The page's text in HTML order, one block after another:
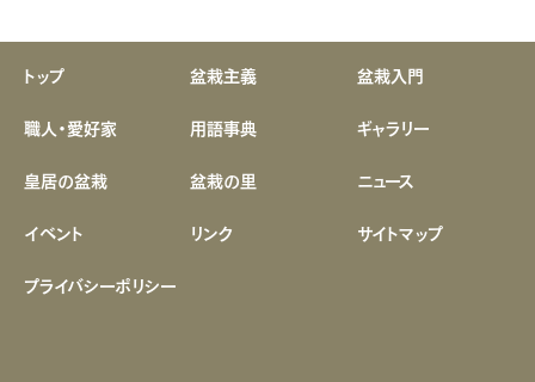
トップ 盆栽主義
盆栽入門
職人・愛好家
用語事典
ギャラリー
皇居の盆栽
盆栽の里
ニュース
イベント
リンク
サイトマップ
プライバシーポリシー